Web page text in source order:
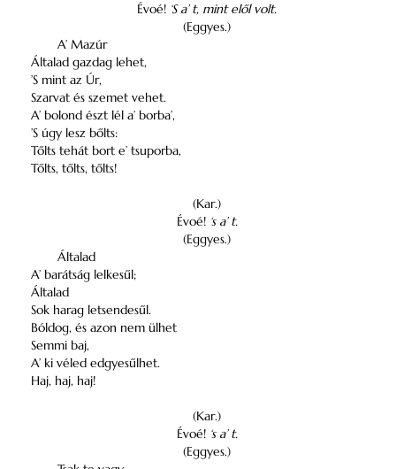
Évoé! ‘S a’ t, mint elől volt.
(Eggyes.)
A’ Mazúr
Általad gazdag lehet,
’S mint az Úr,
Szarvat és szemet vehet.
A’ bolond észt lél a’ borba’,
’S úgy lesz bőlts:
Tőlts tehát bort e’ tsuporba,
Tőlts, tőlts, tőlts!
(Kar.)
Évoé! ‘s a’ t.
(Eggyes.)
Általad
A’ barátság lelkesűl;
Általad
Sok harag letsendesűl.
Bóldog, és azon nem ülhet
Semmi baj,
A’ ki véled edgyesűlhet.
Haj, haj, haj!
(Kar.)
Évoé! ‘s a’ t.
(Eggyes.)